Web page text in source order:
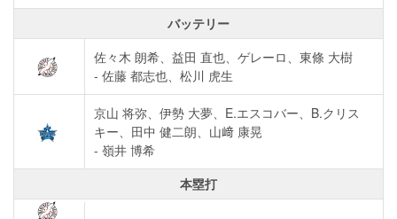
バッテリー
佐々木 朗希、益田 直也、ゲレーロ、東條 大樹
- 佐藤 都志也、松川 虎生
京山 将弥、伊勢 大夢、E.エスコバー、B.クリス
キー、田中 健二朗、山﨑 康晃
- 嶺井 博希
本塁打